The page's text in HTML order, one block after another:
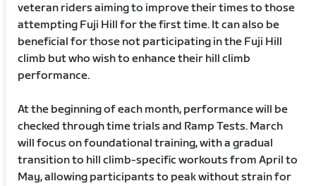
veteran riders aiming to improve their times to those
attempting Fuji Hill for the first time. It can also be
beneficial for those not participating in the Fuji Hill
climb but who wish to enhance their hill climb
performance.
At the beginning of each month, performance will be
checked through time trials and Ramp Tests. March
will focus on foundational training, with a gradual
transition to hill climb-specific workouts from April to
May, allowing participants to peak without strain for